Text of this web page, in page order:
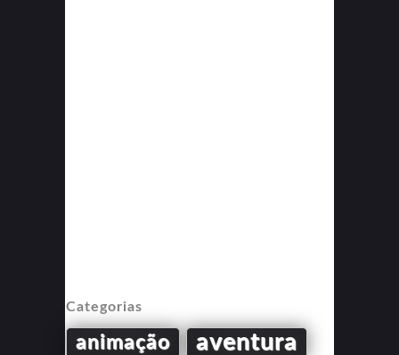
Categorias
animação aventura